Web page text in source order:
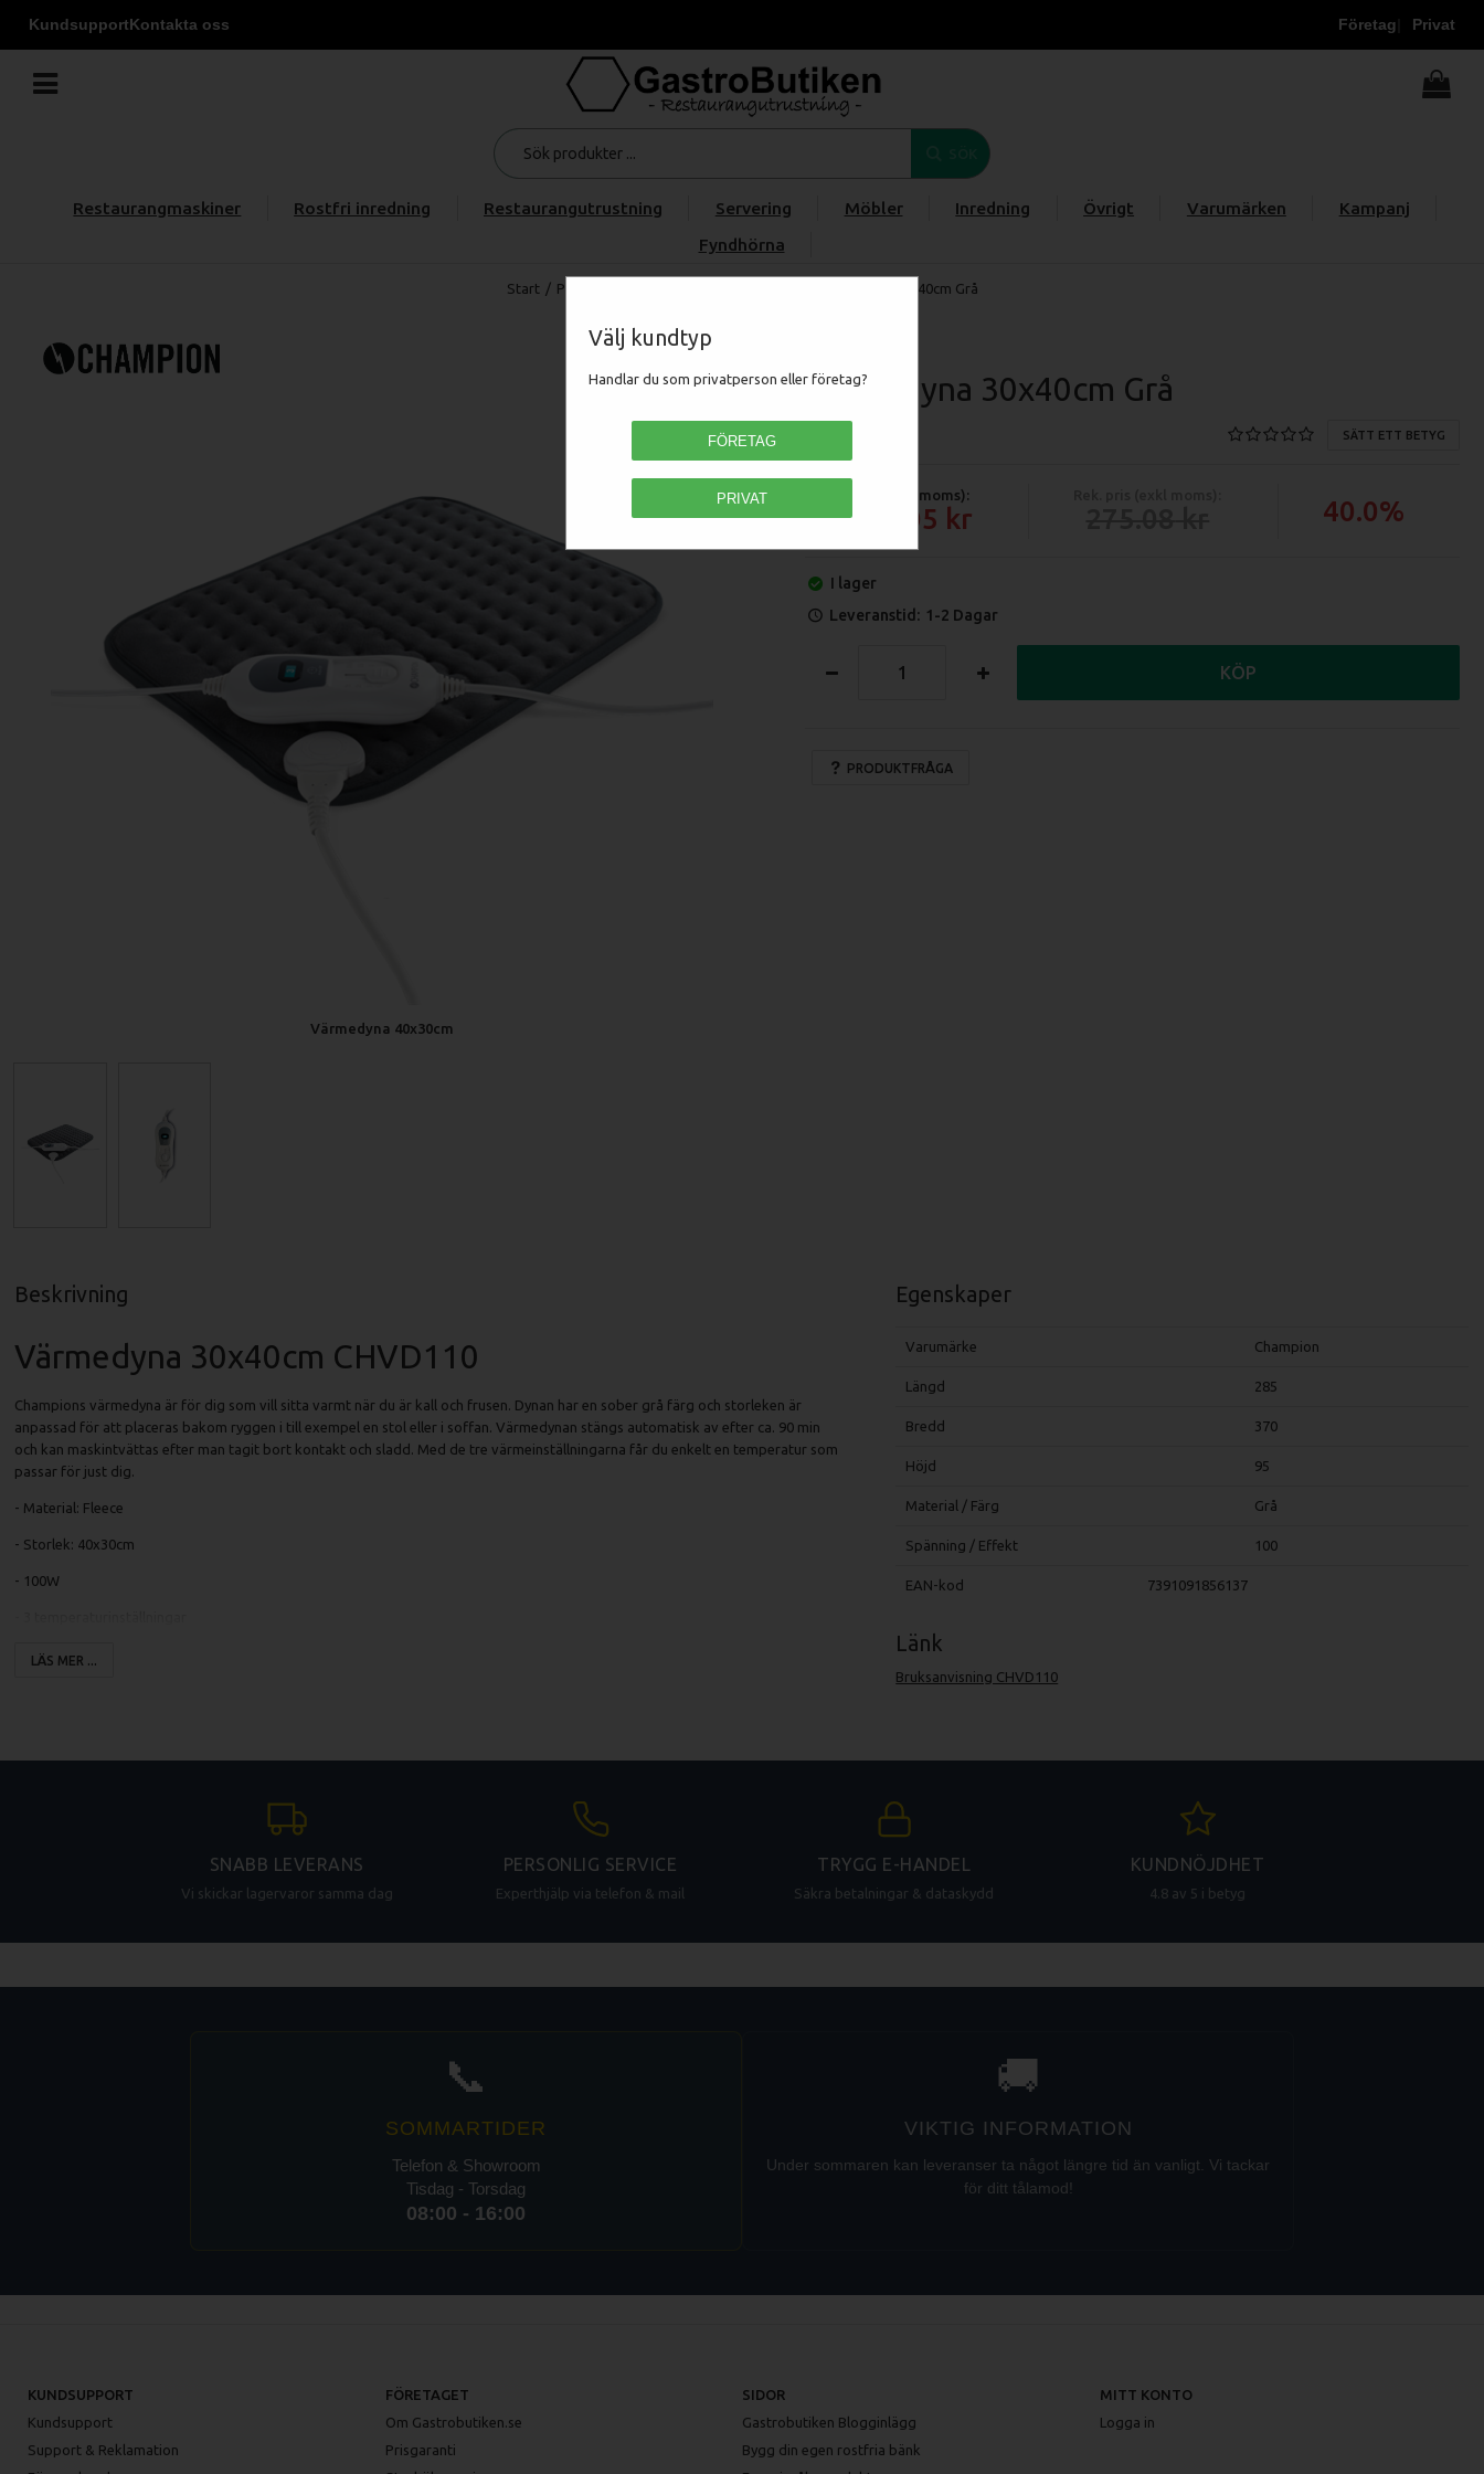
KundsupportKontakta oss Företag Privat
Välj kundtyp
Handlar du som privatperson eller företag?
FÖRETAG
PRIVAT
Restaurangmaskiner Rostfri inredning Restaurangutrustning Servering Möbler Inredning Övrigt Varumärken
Kampanj
Fyndhörna
Start / Produkter Värmedyna 30x40cm Grå
Värmedyna 40x30cm
Värmedyna 30x40cm Grå
SÄTT ETT BETYG
Pris (exkl moms):
165.05 40.0%
I lager
Leveranstid: 1-2 Dagar
PRODUKTFRÅGA
KÖP
Beskrivning
Värmedyna 30x40cm CHVD110
Champions värmedyna är för dig som vill sitta varmt när du är kall och frusen. Dynan har en sober grå färg och storleken är
anpassad för att placeras bakom ryggen i till exempel en stol eller i soffan. Värmedynan stängs automatisk av efter ca. 90 min
och kan maskintvättas efter man tagit bort kontakt och sladd. Med de tre värmeinställningarna får du enkelt en temperatur som
passar för just dig.
- Material: Fleece
- Storlek: 40x30cm
- 100W
- Automatisk avstängning
- Uppvärmd på ca. 3 min (beroende på rumstemperatur)
LÄS MER ...
Egenskaper
Varumärke Champion
Längd 285
Bredd 370
Höjd 95
Material / Färg Grå
Spänning / Effekt 100
EAN-kod 7391091856137
Länk
Bruksanvisning CHVD110
SNABB LEVERANS
Vi skickar lagervaror samma dag
PERSONLIG SERVICE
Experthjälp via telefon & mail
TRYGG E-HANDEL
Säkra betalningar & dataskydd
KUNDNÖJDHET
4.8 av 5 i betyg
📞
SOMMARTIDER
Telefon & Showroom
Tisdag - Torsdag
08:00 - 16:00
🚚
VIKTIG INFORMATION
Under sommaren kan leveranser ta något längre tid än vanligt. Vi tackar
för ditt tålamod!
KUNDSUPPORT
Kundsupport
Support & Reklamation
FÖRETAGET
Om Gastrobutiken.se
Prisgaranti
SIDOR
Gastrobutiken Blogginlägg
Bygg din egen rostfria bänk
MITT KONTO
Logga in